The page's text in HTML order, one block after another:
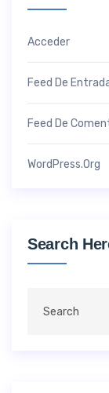
Acceder
Feed De
Feed De
WordPress.org
Search